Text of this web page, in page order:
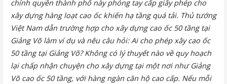
chính quyền thành phố này phóng tay cấp giấy phép cho
xây dựng hàng loạt cao ốc khiến hạ tầng quá tải. Thủ tướng
Việt Nam dẫn trường hợp cho xây dựng cao ốc 50 tầng tại
Giảng Võ làm ví dụ và nêu câu hỏi: Ai cho phép xây cao ốc
50 tầng tại Giảng Võ? Không có lý thuyết nào về quy hoạch
lại chấp nhận chuyện cho xây dựng tại một nơi như Giảng
Võ cao ốc 50 tầng, với hàng ngàn căn hộ cao cấp. Nếu mỗi